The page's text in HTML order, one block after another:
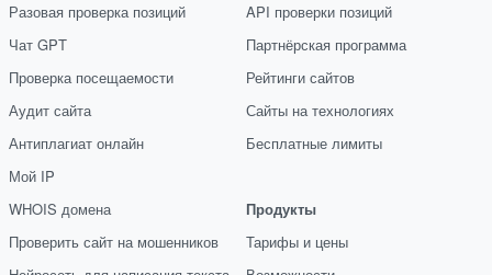
Разовая проверка позиций
Чат GPT
Проверка посещаемости
Аудит сайта
Антиплагиат онлайн
Мой IP
WHOIS домена
Проверить сайт на мошенников
API проверки позиций
Партнёрская программа
Рейтинги сайтов
Сайты на технологиях
Бесплатные лимиты
Продукты
Тарифы и цены